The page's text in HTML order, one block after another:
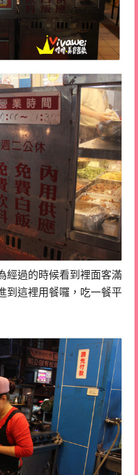
經過的時候看到裡面客滿
到這裡用餐囉，吃一餐平